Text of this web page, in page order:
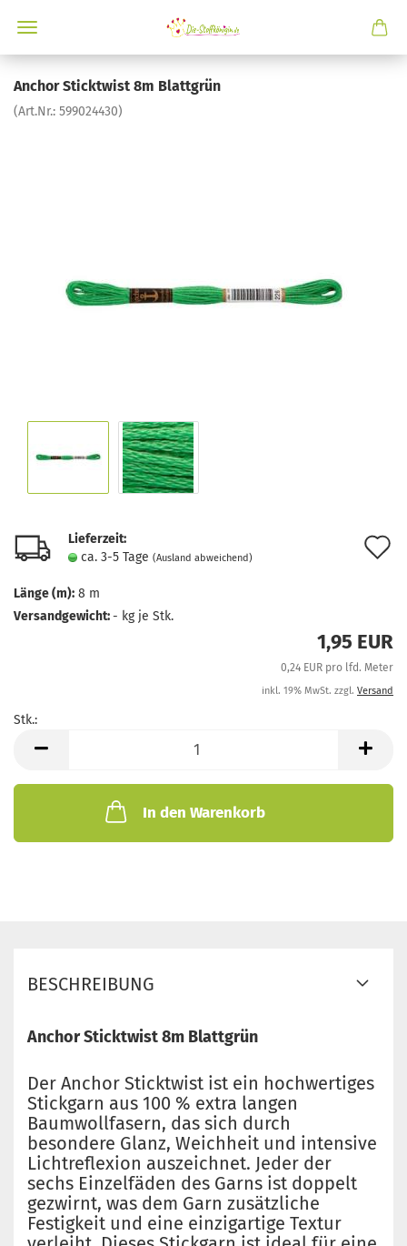
Anchor Sticktwist 8m Blattgrün
(Art.Nr.: 599024430)
Lieferzeit:
ca. 3-5 Tage (Ausland abweichend)
Länge (m): 8 m
Versandgewicht:- kg je Stk.
1,95 EUR
0,24 EUR pro lfd. Meter
inkl. 19% MwSt. zzgl. Versand
Stk.:
In den Warenkorb
BESCHREIBUNG
Anchor Sticktwist 8m Blattgrün
Der Anchor Sticktwist ist ein hochwertiges
Stickgarn aus 100 % extra langen
Baumwollfasern, das sich durch
besondere Glanz, Weichheit und intensive
Lichtreflexion auszeichnet. Jeder der
sechs Einzelfäden des Garns ist doppelt
gezwirnt, was dem Garn zusätzliche
Festigkeit und eine einzigartige Textur